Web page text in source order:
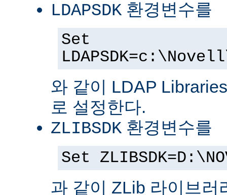
LDAPSDK 환경변수를
Set
와 같이 LDAP
로 설정한다.
ZLIBSDK 환경변수를
Set
과 같이 ZLib 라이브러